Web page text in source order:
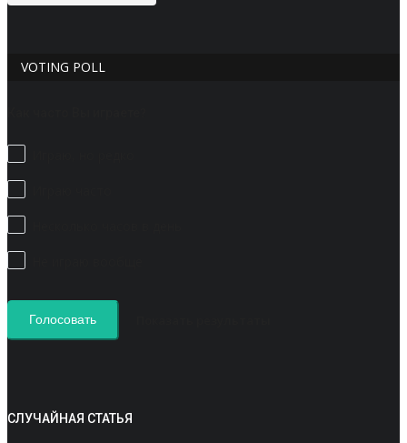
VOTING POLL
Голосовать
СЛУЧАЙНАЯ СТАТЬЯ